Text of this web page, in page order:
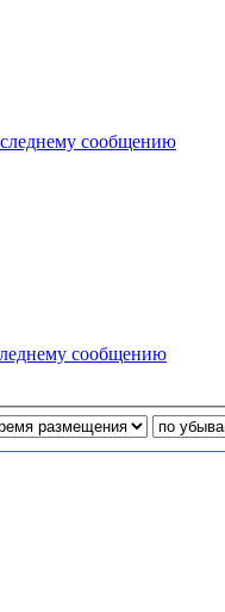
сообщению
сообщению